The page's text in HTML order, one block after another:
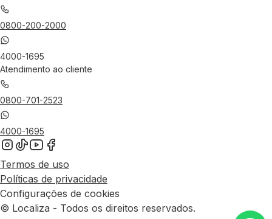
0800-200-2000
4000-1695
Atendimento ao cliente
0800-701-2523
4000-1695
Termos de uso
Políticas de privacidade
Configurações de cookies
© Localiza - Todos os direitos reservados.